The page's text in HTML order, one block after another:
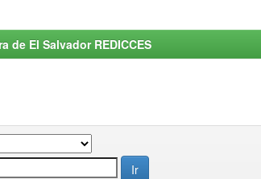
de El Salvador REDICCES